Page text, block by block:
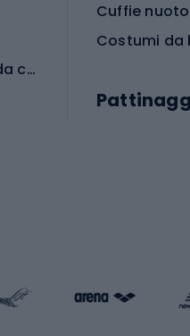
Abbigliamento per sport da combattimento
Cuffie nuoto
Costumi da
Caschi da